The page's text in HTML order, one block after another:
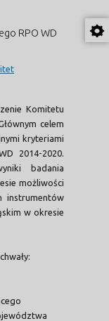
RPO WD
Komitetu
celem
kryteriami
2014-2020.
badania
możliwości
instrumentów
w okresie